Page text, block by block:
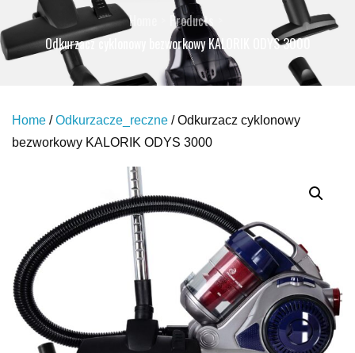
Home
Products
Odkurzacz cyklonowy bezworkowy KALORIK ODYS 3000
Home /Odkurzacze_reczne / Odkurzacz cyklonowy
bezworkowy KALORIK ODYS 3000